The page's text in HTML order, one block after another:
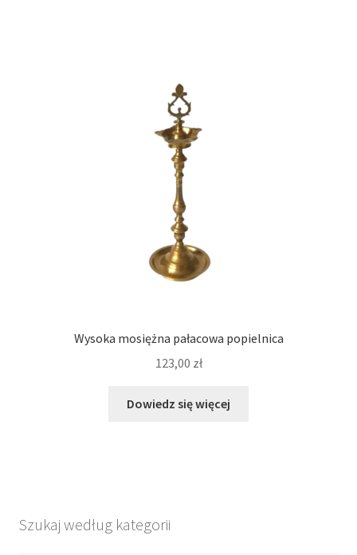
Wysoka mosiężna pałacowa popielnica
123,00 zł
Dowiedz się więcej
Szukaj według kategorii